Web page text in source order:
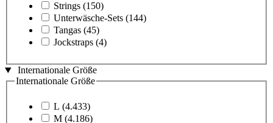
Strings (150)
Unterwäsche-Sets (144)
Tangas (45)
Jockstraps (4)
Internationale Größe
Internationale Größe
L (4.433)
M (4.186)